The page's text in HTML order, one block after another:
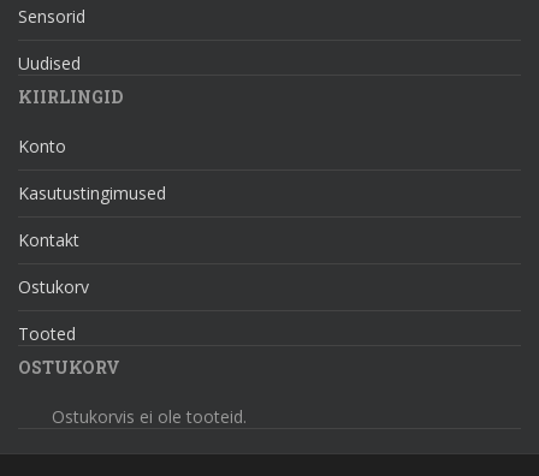
Sensorid
Uudised
KIIRLINGID
Konto
Kasutustingimused
Kontakt
Ostukorv
Tooted
OSTUKORV
Ostukorvis ei ole tooteid.